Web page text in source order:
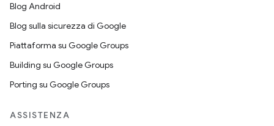
Blog Android
Blog sulla sicurezza di Google
Piattaforma su Google Groups
Building su Google Groups
Porting su Google Groups
ASSISTENZA